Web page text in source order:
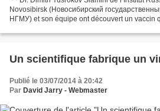
Novosibirsk (Новосибирский
НГМУ) et son équipe ont découvert un vaccin
Un scientifique fabrique un
Publié le 03/07/2014 à 20:42
Par David Jarry - Webmaster